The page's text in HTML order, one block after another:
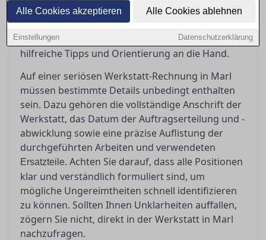
Alle Cookies akzeptieren Alle Cookies ablehnen
Einstellungen Datenschutzerklärung
wesentlichen Bestandteile einer seriösen
Rechnung zu schaffen und potenzielle
Ungereimtheiten zu erkennen, geben wir Ihnen
hilfreiche Tipps und Orientierung an die Hand.
Auf einer seriösen Werkstatt-Rechnung in Marl
müssen bestimmte Details unbedingt enthalten
sein. Dazu gehören die vollständige Anschrift der
Werkstatt, das Datum der Auftragserteilung und -
abwicklung sowie eine präzise Auflistung der
durchgeführten Arbeiten und verwendeten
Ersatzteile. Achten Sie darauf, dass alle Positionen
klar und verständlich formuliert sind, um
mögliche Ungereimtheiten schnell identifizieren
zu können. Sollten Ihnen Unklarheiten auffallen,
zögern Sie nicht, direkt in der Werkstatt in Marl
nachzufragen.